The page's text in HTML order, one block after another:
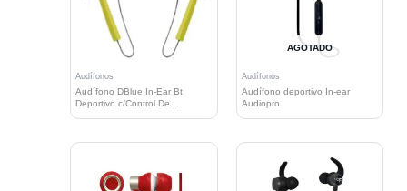
Audífonos
Audífono DBlue In-Ear Bt
Deportivo c/Control De
AGOTADO
Audífonos
Audífono deportivo In-ear
Audiopro